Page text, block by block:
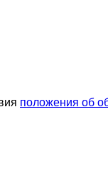
положения об